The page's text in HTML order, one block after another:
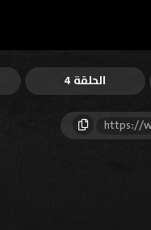
الحلقة 4
https://